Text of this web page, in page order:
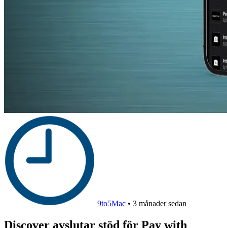
9to5Mac • 3 månader sedan
Discover avslutar stöd för Pay with